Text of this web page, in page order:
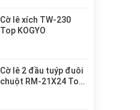
Cờ lê xích TW-230
Top KOGYO
Cờ lê 2 đầu tuýp đuôi
chuột RM-21X24 Top